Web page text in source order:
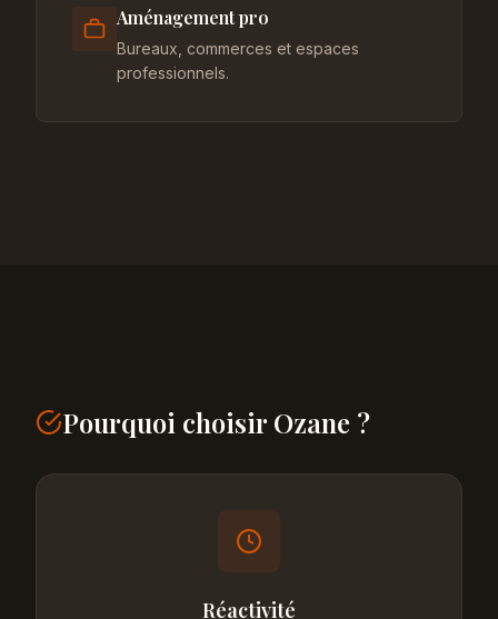
Aménagement pro
Bureaux, commerces et espaces
professionnels.
Pourquoi choisir Ozane ?
Réactivité